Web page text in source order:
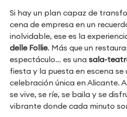
Si hay un plan capaz de
cena de empresa en un
inolvidable, ese es la
delle Follie. Más que un
espectáculo… es una sala-
fiesta y la puesta en escena se
celebración única en Alicante.
se vive, se ríe, se baila y se
vibrante donde cada minuto